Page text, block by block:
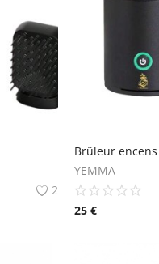
2
Brûleur
YEMMA
25 €